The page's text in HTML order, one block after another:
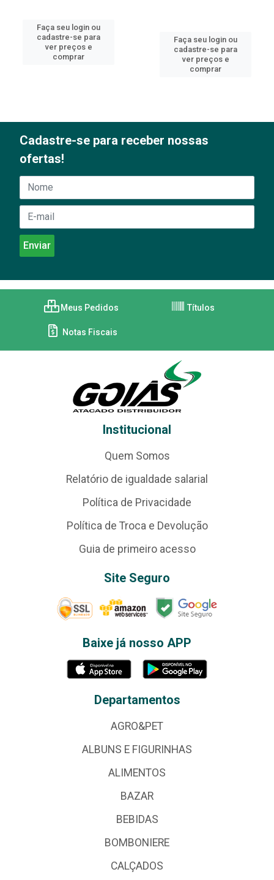
Faça seu login ou
cadastre-se para
ver preços e
comprar
Faça seu login ou
cadastre-se para
ver preços e
comprar
Cadastre-se para receber nossas
ofertas!
Meus Pedidos Títulos
Notas Fiscais
Institucional
Quem Somos
Relatório de igualdade salarial
Política de Privacidade
Política de Troca e Devolução
Guia de primeiro acesso
Site Seguro
Baixe já nosso APP
Departamentos
AGRO&PET
ALBUNS E FIGURINHAS
ALIMENTOS
BAZAR
BEBIDAS
BOMBONIERE
CALÇADOS